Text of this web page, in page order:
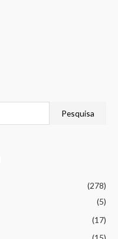
Pesquisa
(278)
(5)
(17)